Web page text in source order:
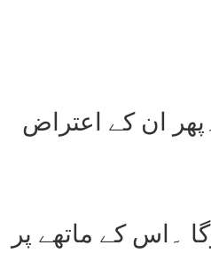
ان کے اعتراض
۔اس کے ماتھے پر